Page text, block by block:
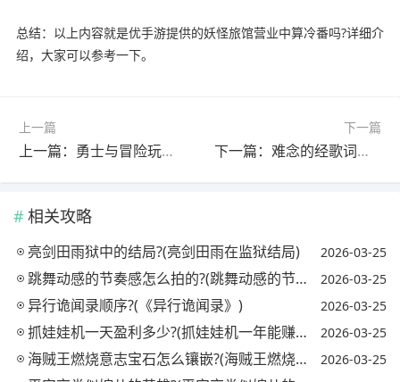
总结：以上内容就是优手游提供的妖怪旅馆营业中算冷番吗?详细介
绍，大家可以参考一下。
上一篇
上一篇：勇士与冒险玩哪个版本好?(勇士与勇者)
下一篇
下一篇：难念的经歌词深度解析?(难念的经翻译成白话)
相关攻略
亮剑田雨狱中的结局?(亮剑田雨在监狱结局) 2026-03-25
跳舞动感的节奏感怎么拍的?(跳舞动感的节奏感怎么拍的视频) 2026-03-25
异行诡闻录顺序?(《异行诡闻录》) 2026-03-25
抓娃娃机一天盈利多少?(抓娃娃机一年能赚多少钱) 2026-03-25
海贼王燃烧意志宝石怎么镶嵌?(海贼王燃烧意志宝石镶嵌攻略) 2026-03-25